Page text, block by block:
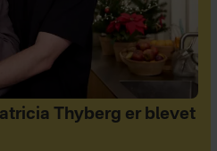
Thyberg er blevet